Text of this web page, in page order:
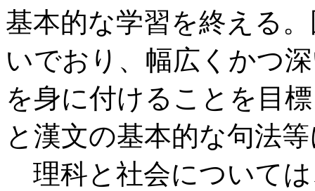
基本的な学習を終える
いでおり、幅広くかつ
を身に付けることを目
と漢文の基本的な句法
理科と社会について